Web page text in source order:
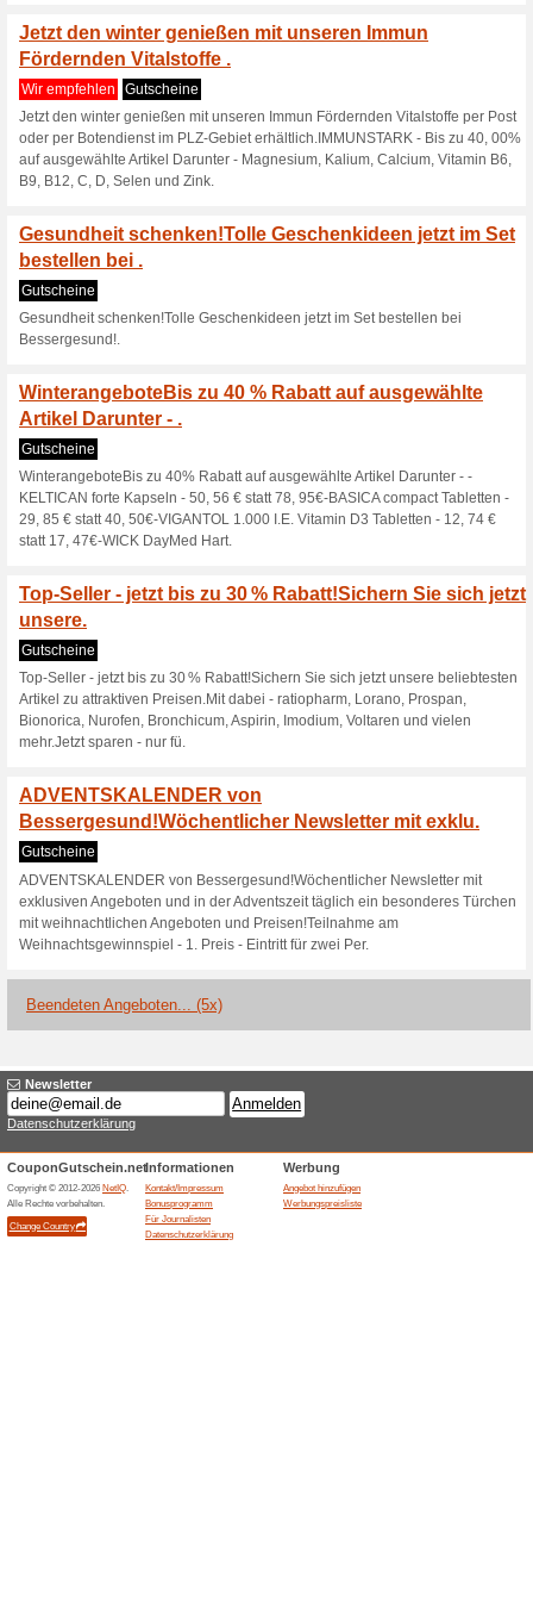
Aktuelle Angebote
Tiermedizin - bis zu
unseren Angeboten.
Tiermedizin - bis zu 35 %
die Gesundheit Ihrer
Produkte aus der
Allergie? Wir helfen
Rabatt!Entdecken
Wir empfehlen
Gutscheine
Allergie? Wir helfen weiter
ausgewählte Produkte aus
Rabatt!Wir haben für Sie die
Sonnenschutz - jetzt
ausgewählte P.